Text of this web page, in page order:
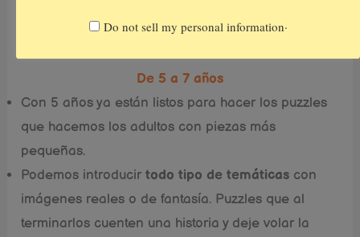
de su personaje.
De 5 a 7 años
Con 5 años ya están listos para hacer los puzzles
que hacemos los adultos con piezas más
pequeñas.
Podemos introducirtodo tipo de temáticas con
imágenes reales o de fantasía. Puzzles que al
terminarlos cuenten una historia y deje volar la
Do not sell my personal information.